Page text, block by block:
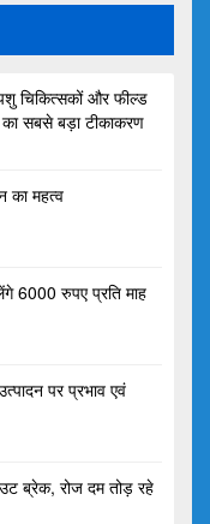
चिकित्सकों और फील्ड
सबसे बड़ा टीकाकरण
का महत्व
6000 रुपए प्रति माह
पर प्रभाव एवं
ब्रेक, रोज दम तोड़ रहे